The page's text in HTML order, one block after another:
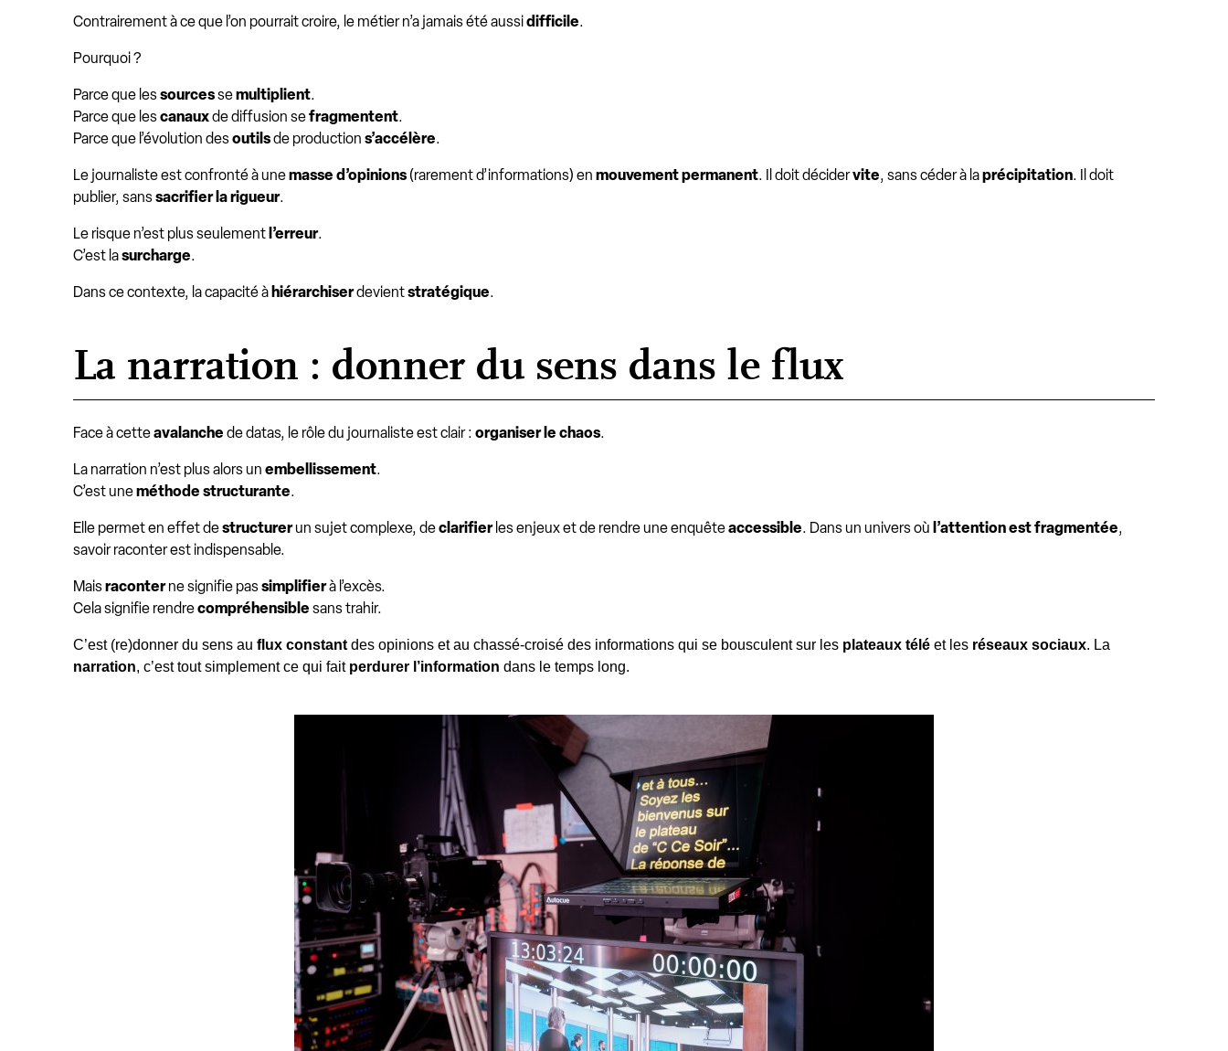
Contrairement à ce que l’on pourrait croire, le métier n’a jamais été aussidifficile.
Pourquoi ?
Parce que lessourcessemultiplient.
Parce que lescanauxde diffusion sefragmentent.
Parce que l’évolution desoutilsde production s’accélère.
Le journaliste est confronté à unemasse d’opinions(rarement d’informations) en mouvement permanent. Il doit décidervite, sans céder à laprécipitation. Il doit
publier, sanssacrifier la rigueur.
Le risque n’est plus seulement l’erreur.
C’est lasurcharge.
Dans ce contexte, la capacité à hiérarchiserdevientstratégique.
La narration : donner du sens dans le flux
Face à cetteavalanche de datas, le rôle du journaliste est clair : organiser le chaos.
La narration n’est plus alors un embellissement.
C’est uneméthode structurante.
Elle permet en effet destructurerun sujet complexe, declarifierles enjeux et de rendre une enquêteaccessible. Dans un univers où l’attention est fragmentée,
savoir raconter est indispensable.
Maisraconterne signifie passimplifierà l’excès.
Cela signifie rendrecompréhensible sans trahir.
C’est (re)donner du sens au flux constant des opinions et au chassé-croisé des informations qui se bousculent sur les plateaux télé et les réseaux sociaux. La
narration, c’est tout simplement ce qui fait perdurer l’information dans le temps long.